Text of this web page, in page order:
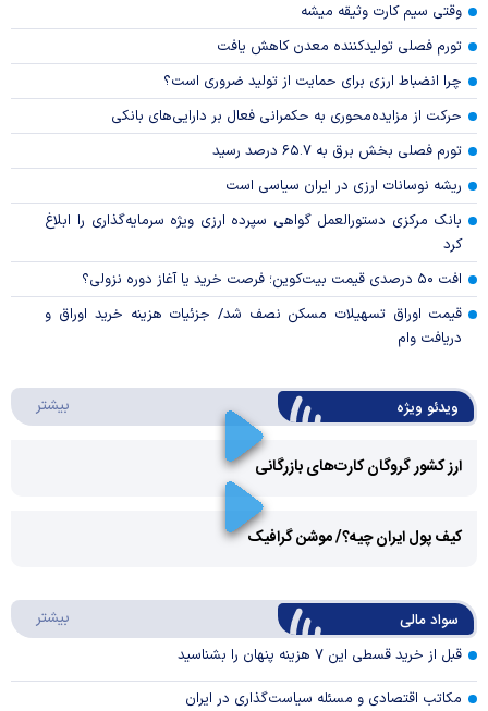
وقتی سیم کارت وثیقه میشه
تورم فصلی تولیدکننده معدن کاهش یافت
چرا انضباط ارزی برای حمایت از تولید ضروری است؟
حرکت از مزایده‌محوری به حکمرانی فعال بر دارایی‌های بانکی
تورم فصلی بخش برق به ۶۵.۷ درصد رسید
ریشه نوسانات ارزی در ایران سیاسی است
بانک مرکزی دستورالعمل گواهی سپرده ارزی ویژه سرمایه‌گذاری را ابلاغ
کرد
افت ۵۰ درصدی قیمت بیت‌کوین؛ فرصت خرید یا آغاز دوره نزولی؟
قیمت اوراق تسهیلات مسکن نصف شد/ جزئیات هزینه خرید اوراق و
دریافت وام
ویدئو ویژه بیشتر
ارز کشور گروگان کارت‌های بازرگانی
Video
کیف پول ایران چیه؟/ موشن گرافیک
سواد مالی بیشتر
قبل از خرید قسطی این ۷ هزینه پنهان را بشناسید
مکاتب اقتصادی و مسئله سیاست‌گذاری در ایران